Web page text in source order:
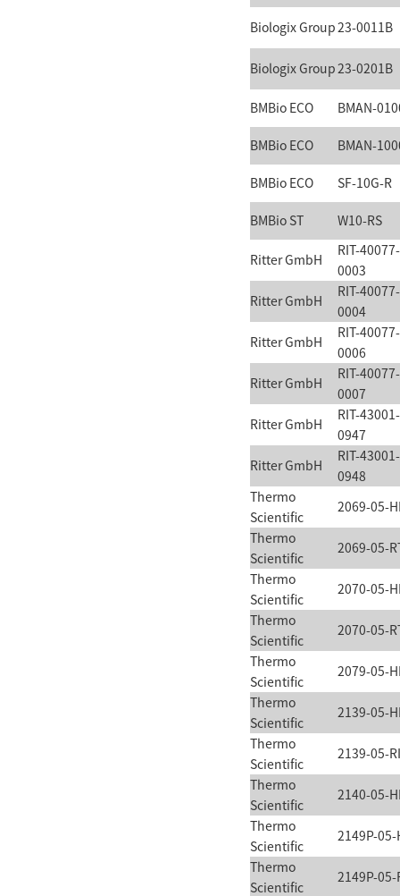
Biologix Group23-0011B
Biologix Group23-0201B
BMBio ECO BMAN-
BMBio ECO BMAN-
BMBio ECO SF-10G-R
BMBio ST W10-RS
Ritter GmbH
RIT-40077-
0003
Ritter GmbH
RIT-40077-
0004
Ritter GmbH
RIT-40077-
0006
Ritter GmbH
RIT-40077-
0007
Ritter GmbH
RIT-43001-
0947
Ritter GmbH
RIT-43001-
0948
Thermo
Scientific
2069-05-
Thermo
Scientific
2069-05-
Thermo
Scientific
2070-05-
Thermo
Scientific
2070-05-
Thermo
Scientific
2079-05-
Thermo
Scientific
2139-05-
Thermo
Scientific
2139-05-RI
Thermo
Scientific
2140-05-
Thermo
Scientific
2149P-05-
Thermo
Scientific
2149P-05-